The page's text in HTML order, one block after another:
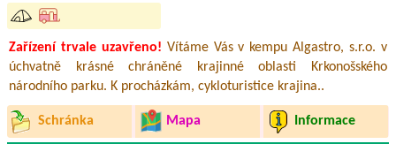
Zařízení trvale uzavřeno! Vítáme Vás v kempu Algastro, s.r.o. v
úchvatně krásné chráněné krajinné oblasti Krkonošského
národního parku. K procházkám, cykloturistice krajina..
Schránka Mapa Informace